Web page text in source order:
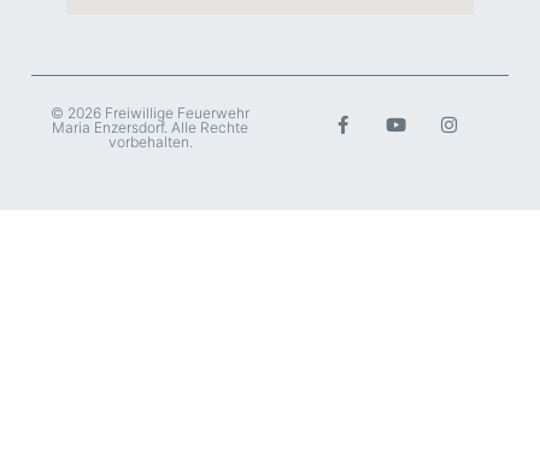
© 2026 Freiwillige Feuerwehr
Maria Enzersdorf. Alle Rechte
vorbehalten.